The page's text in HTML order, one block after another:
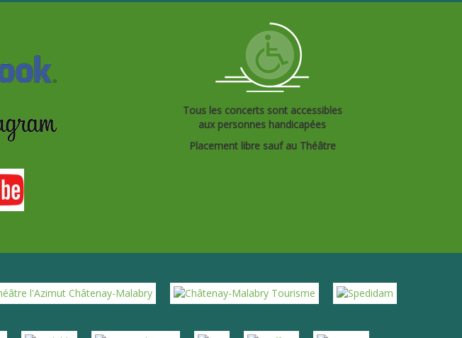
Tous les concerts sont accessibles
aux personnes handicapées
Placement libre sauf au Théâtre